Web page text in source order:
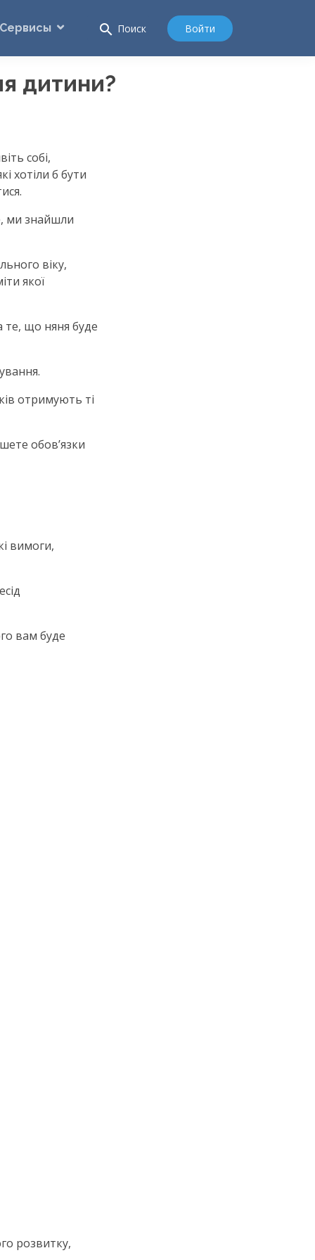
Сервисы search Поиск Войти
дитини?
собі,
хотіли б бути
ми знайшли
віку,
якої
що няня буде
отримують ті
обов’язки
вимоги,
вам буде
розвитку,